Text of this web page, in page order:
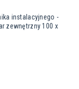
instalacyjnego -
zewnętrzny 100 x